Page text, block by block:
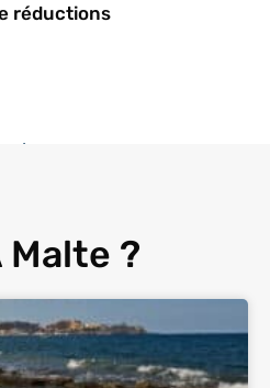
réductions
Malte ?